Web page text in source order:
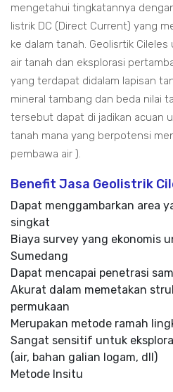
mengetahui tingkatannya
listrik DC (Direct Current) yang
ke dalam tanah. Geolisrtik
air tanah dan eksplorasi
yang terdapat didalam lapisan
mineral tambang dan beda nilai
tersebut dapat di jadikan acuan
tanah mana yang berpotensi
pembawa air ).
Benefit Jasa Geolistrik
Dapat menggambarkan area
singkat
Biaya survey yang ekonomis
Sumedang
Dapat mencapai penetrasi
Akurat dalam memetakan
permukaan
Merupakan metode ramah
Sangat sensitif untuk
(air, bahan galian logam, dll)
Metode Insitu